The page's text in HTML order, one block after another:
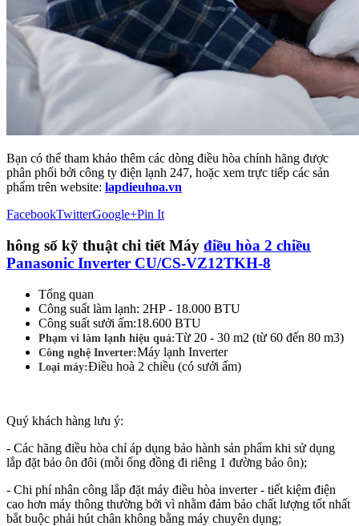
Bạn có thể tham khảo thêm các dòng điều hòa chính hãng được
phân phối bởi công ty điện lạnh 247, hoặc xem trực tiếp các sản
phẩm trên website: lapdieuhoa.vn
FacebookTwitterGoogle+Pin It
hông số kỹ thuật chi tiết Máy điều hòa 2 chiều
Panasonic Inverter CU/CS-VZ12TKH-8
Tổng quan
Công suất làm lạnh: 2HP - 18.000 BTU
Công suất sưởi ấm:18.600 BTU
Phạm vi làm lạnh hiệu quả:Từ 20 - 30 m2 (từ 60 đến 80 m3)
Công nghệ Inverter:Máy lạnh Inverter
Loại máy:Điều hoà 2 chiều (có sưởi ấm)
Quý khách hàng lưu ý:
- Các hãng điều hòa chỉ áp dụng bảo hành sản phẩm khi sử dụng
lắp đặt bảo ôn đôi (mỗi ống đồng đi riêng 1 đường bảo ôn);
- Chi phí nhân công lắp đặt máy điều hòa inverter - tiết kiệm điện
cao hơn máy thông thường bởi vì nhằm đảm bảo chất lượng tốt nhất
bắt buộc phải hút chân không bằng máy chuyên dụng;